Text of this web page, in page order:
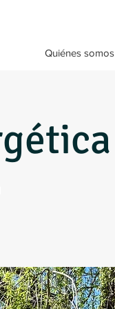
Quiénes somos